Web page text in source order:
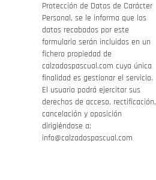
Protección de Datos de Carácter
Personal, se le informa que los
datos recabados por este
formulario serán incluidos en un
fichero propiedad de
calzadospascual.com cuya única
finalidad es gestionar el servicio.
El usuario podrá ejercitar sus
derechos de acceso, rectificación,
cancelación y oposición
dirigiéndose a:
info@calzadospascual.com